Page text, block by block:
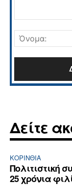
Δείτε
ΚΟΡΙΝΘΊΑ
Πολιτιστική
25 χρόνια